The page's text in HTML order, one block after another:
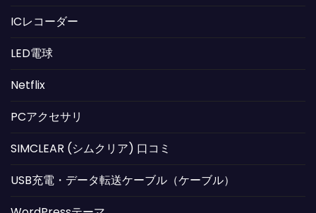
ICレコーダー
LED電球
Netflix
PCアクセサリ
SIMCLEAR (シムクリア) 口コミ
USB充電・データ転送ケーブル（ケーブル）